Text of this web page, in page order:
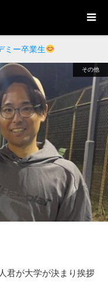
ミー卒業生
その他
君が大学が決まり挨拶